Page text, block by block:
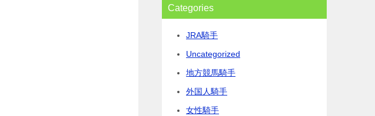
Categories
JRA騎手
Uncategorized
地方競馬騎手
外国人騎手
女性騎手